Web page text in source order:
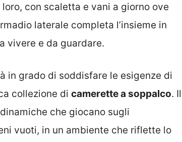
con scaletta e vani a giorno ove
laterale completa l’insieme in
vivere e da guardare.
in grado di soddisfare le esigenze di
collezione di camerette a soppalco. Il
che giocano sugli
vuoti, in un ambiente che riflette lo